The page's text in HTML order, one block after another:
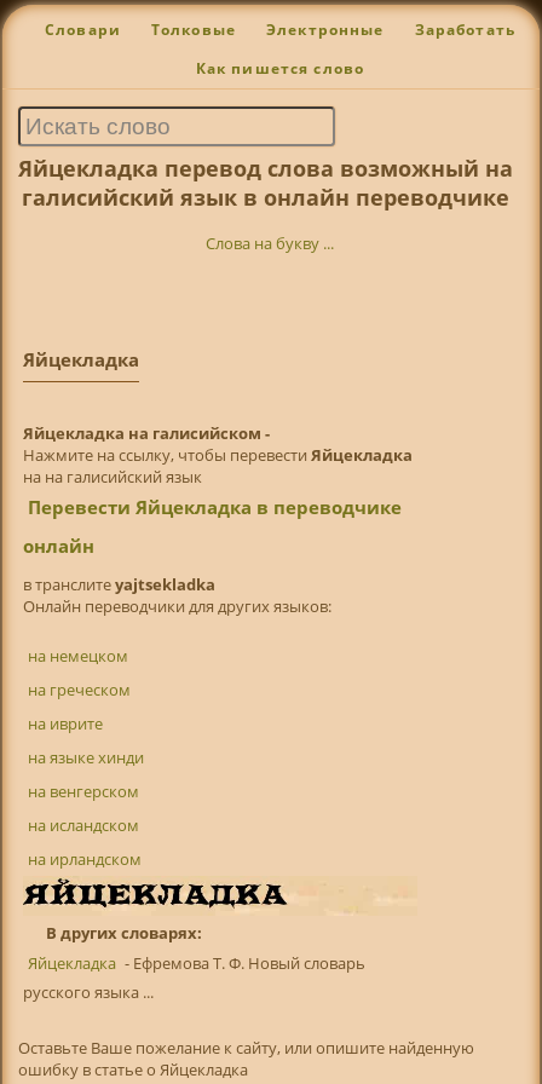
Словари Толковые Электронные Заработать
Как пишется слово
Яйцекладка перевод слова возможный на
галисийский язык в онлайн переводчике
Слова на букву ...
Яйцекладка
Яйцекладка на галисийском -
Нажмите на ссылку, чтобы перевести Яйцекладка
на на галисийский язык
Перевести Яйцекладка в переводчике
онлайн
в транслитeyajtsekladka
Онлайн переводчики для других языков:
на немецком
на греческом
на иврите
на языке хинди
на венгерском
на исландском
на ирландском
В других словарях:
Яйцекладка - Ефремова Т. Ф. Новый словарь
русского языка ...
Оставьте Ваше пожелание к сайту, или опишите найденную
ошибку в статье о Яйцекладка